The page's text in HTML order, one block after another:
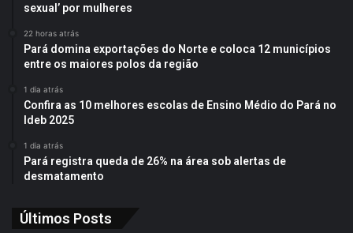
sexual’ por mulheres
22 horas atrás
Pará domina exportações do Norte e coloca 12 municípios
entre os maiores polos da região
1 dia atrás
Confira as 10 melhores escolas de Ensino Médio do Pará no
Ideb 2025
1 dia atrás
Pará registra queda de 26% na área sob alertas de
desmatamento
Últimos Posts